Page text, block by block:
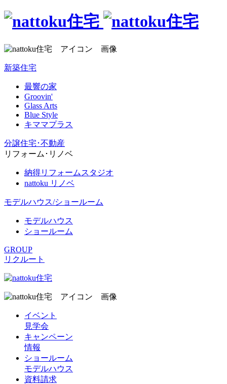
新築住宅
最響の家
Groovin'
Glass Arts
Blue Style
キママプラス
分譲住宅･不動産
リフォーム･リノベ
納得リフォームスタジオ
nattoku リノベ
モデルハウス/ショールーム
モデルハウス
ショールーム
GROUP
リクルート
イベント
見学会
キャンペーン
情報
ショールーム
モデルハウス
資料請求